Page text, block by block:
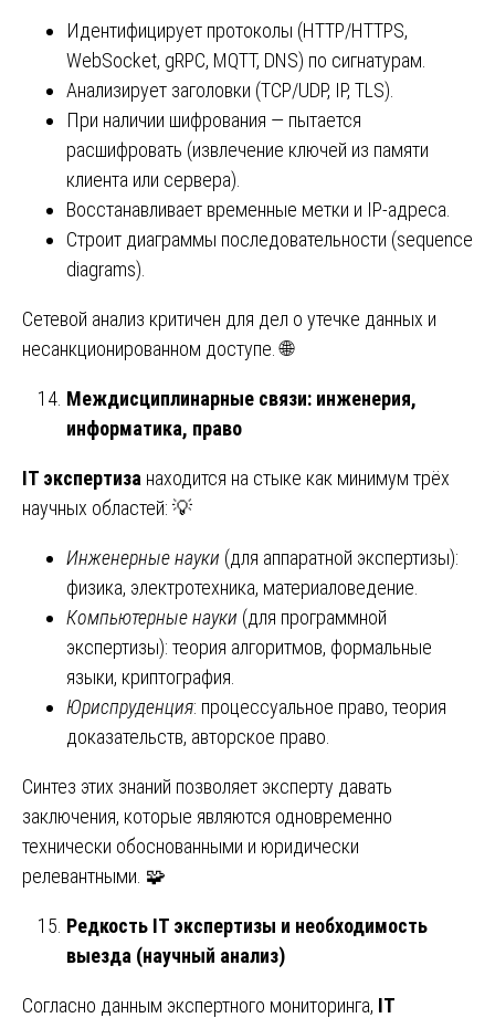
Идентифицирует протоколы (HTTP/HTTPS,
WebSocket, gRPC, MQTT, DNS) по сигнатурам.
Анализирует заголовки (TCP/UDP, IP, TLS).
При наличии шифрования — пытается
расшифровать (извлечение ключей из памяти
клиента или сервера).
Восстанавливает временные метки и IP-адреса.
Строит диаграммы последовательности (sequence
diagrams).
Сетевой анализ критичен для дел о утечке данных и
несанкционированном доступе. 🌐
Междисциплинарные связи: инженерия,
информатика, право
IT экспертиза находится на стыке как минимум трёх
научных областей: 💡
Инженерные науки (для аппаратной экспертизы):
физика, электротехника, материаловедение.
Компьютерные науки (для программной
экспертизы): теория алгоритмов, формальные
языки, криптография.
Юриспруденция: процессуальное право, теория
доказательств, авторское право.
Синтез этих знаний позволяет эксперту давать
заключения, которые являются одновременно
технически обоснованными и юридически
релевантными. 🧩
Редкость IT экспертизы и необходимость
выезда (научный анализ)
Согласно данным экспертного мониторинга, IT